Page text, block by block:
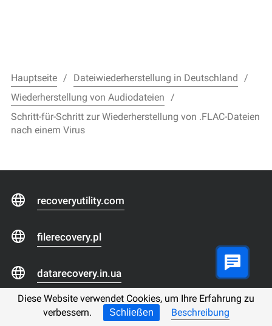
Diese Website verwendet Cookies, um Ihre Erfahrung zu
verbessern.
Schließen Beschreibung
Hauptseite
Dateiwiederherstellung in Deutschland
Wiederherstellung von Audiodateien
Schritt-für-Schritt zur Wiederherstellung von .FLAC-Dateien
nach einem Virus
recoveryutility.com
filerecovery.pl
datarecovery.in.ua
odysoft.com